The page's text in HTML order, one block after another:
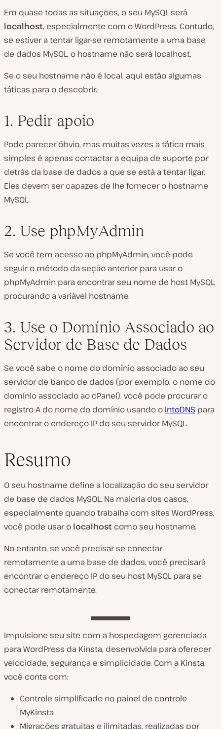
Em quase todas as situações, o seu MySQL será
localhost, especialmente com o WordPress. Contudo,
se estiver a tentar ligar-se remotamente a uma base
de dados MySQL, o hostname não será localhost.
Se o seu hostname não é local, aqui estão algumas
táticas para o descobrir.
1. Pedir apoio
Pode parecer óbvio, mas muitas vezes a tática mais
simples é apenas contactar a equipa de suporte por
detrás da base de dados a que se está a tentar ligar.
Eles devem ser capazes de lhe fornecer o hostname
MySQL.
2. Use phpMyAdmin
Se você tem acesso ao phpMyAdmin, você pode
seguir o método da seção anterior para usar o
phpMyAdmin para encontrar seu nome de host MySQL,
procurando a variável hostname.
3. Use o Domínio Associado ao
Servidor de Base de Dados
Se você sabe o nome do domínio associado ao seu
servidor de banco de dados (por exemplo, o nome do
domínio associado ao cPanel), você pode procurar o
registro A do nome do domínio usando o intoDNS para
encontrar o endereço IP do seu servidor MySQL.
Resumo
O seu hostname define a localização do seu servidor
de base de dados MySQL. Na maioria dos casos,
especialmente quando trabalha com sites WordPress,
você pode usar o localhost como seu hostname.
No entanto, se você precisar se conectar
remotamente a uma base de dados, você precisará
encontrar o endereço IP do seu host MySQL para se
conectar remotamente.
Impulsione seu site com a hospedagem gerenciada
para WordPress da Kinsta, desenvolvida para oferecer
velocidade, segurança e simplicidade. Com a Kinsta,
você conta com:
Controle simplificado no painel de controle
MyKinsta
Migrações gratuitas e ilimitadas, realizadas por